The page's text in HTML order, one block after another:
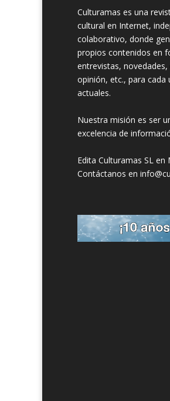
Culturamas es una
cultural en Internet,
colaborativo, donde
propios contenidos en
entrevistas,
opinión, etc., para cada
actuales.
Nuestra misión es ser
excelencia de
Edita Culturamas SL en
Contáctanos en